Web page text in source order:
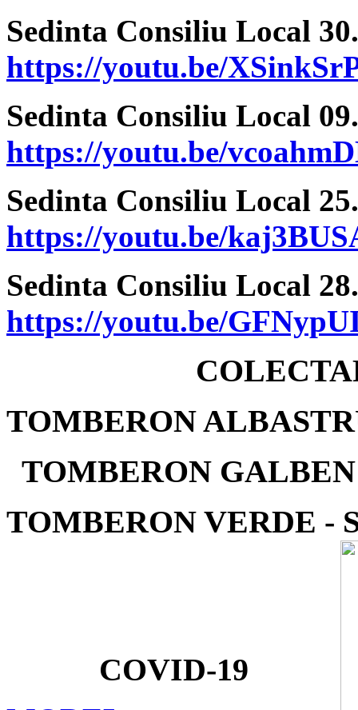
Sedinta Consiliu Local
https://youtu.be/
Sedinta Consiliu Local
https://youtu.be/
Sedinta Consiliu Local
https://youtu.be/
Sedinta Consiliu Local
https://youtu.be/
TOMBERON
TOMBERON
TOMBERON VERDE -
COVID-19